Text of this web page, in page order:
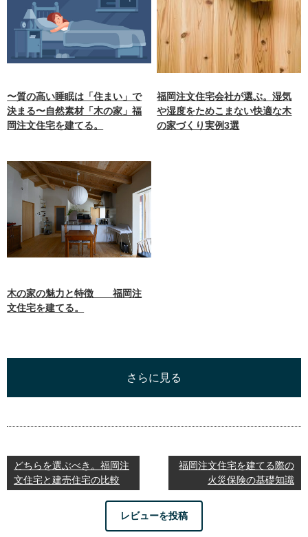
〜質の高い睡眠は「住まい」で
決まる〜自然素材「木の家」福
岡注文住宅を建てる。
福岡注文住宅会社が選ぶ。湿気
や湿度をためこまない快適な木
の家づくり実例3選
木の家の魅力と特徴 福岡注
文住宅を建てる。
さらに見る
どちらを選ぶべき。福岡注
文住宅と建売住宅の比較
福岡注文住宅を建てる際の
火災保険の基礎知識
レビューを投稿